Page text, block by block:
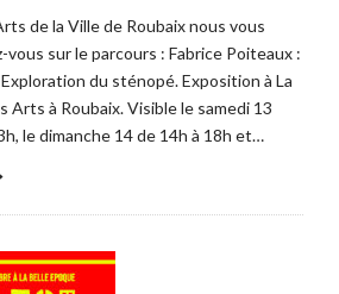
de la Ville de Roubaix nous vous
sur le parcours : Fabrice Poiteaux :
du sténopé. Exposition à La
Arts à Roubaix. Visible le samedi 13
le dimanche 14 de 14h à 18h et…